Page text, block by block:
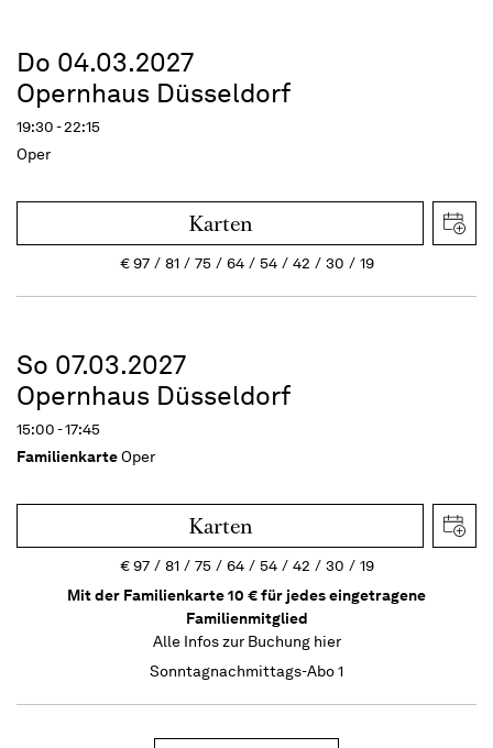
Do 04.03.2027
Opernhaus Düsseldorf
19:30 - 22:15
Oper
Karten
€97 81 75 64 54 42 30 19
So 07.03.2027
Opernhaus Düsseldorf
15:00 - 17:45
FamilienkarteOper
Karten
€97 81 75 64 54 42 30
19
Mit der Familienkarte 10 € für jedes eingetragene
Familienmitglied
Alle Infos zur Buchung hier
Sonntagnachmittags-Abo 1